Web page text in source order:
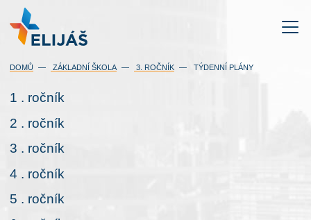
DOMŮ ZÁKLADNÍ ŠKOLA 3. ROČNÍK TÝDENNÍ PLÁNY
1 . ročník
2 . ročník
3 . ročník
4 . ročník
5 . ročník